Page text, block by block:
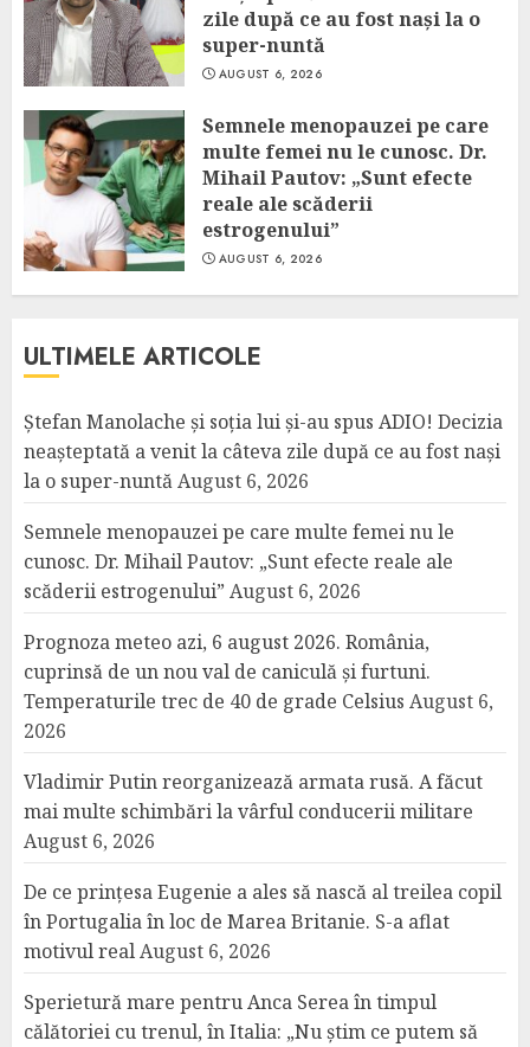
zile după ce au fost nași la o
super-nuntă
AUGUST 6, 2026
Semnele menopauzei pe care
multe femei nu le cunosc. Dr.
Mihail Pautov: „Sunt efecte
reale ale scăderii
estrogenului”
AUGUST 6, 2026
ULTIMELE ARTICOLE
Ștefan Manolache și soția lui și-au spus ADIO! Decizia
neașteptată a venit la câteva zile după ce au fost nași
la o super-nuntăAugust 6, 2026
Semnele menopauzei pe care multe femei nu le
cunosc. Dr. Mihail Pautov: „Sunt efecte reale ale
scăderii estrogenului” August 6, 2026
Prognoza meteo azi, 6 august 2026. România,
cuprinsă de un nou val de caniculă și furtuni.
Temperaturile trec de 40 de grade Celsius August 6,
2026
Vladimir Putin reorganizează armata rusă. A făcut
mai multe schimbări la vârful conducerii militare
August 6, 2026
De ce prințesa Eugenie a ales să nască al treilea copil
în Portugalia în loc de Marea Britanie. S-a aflat
motivul realAugust 6, 2026
Sperietură mare pentru Anca Serea în timpul
călătoriei cu trenul, în Italia: „Nu știm ce putem să